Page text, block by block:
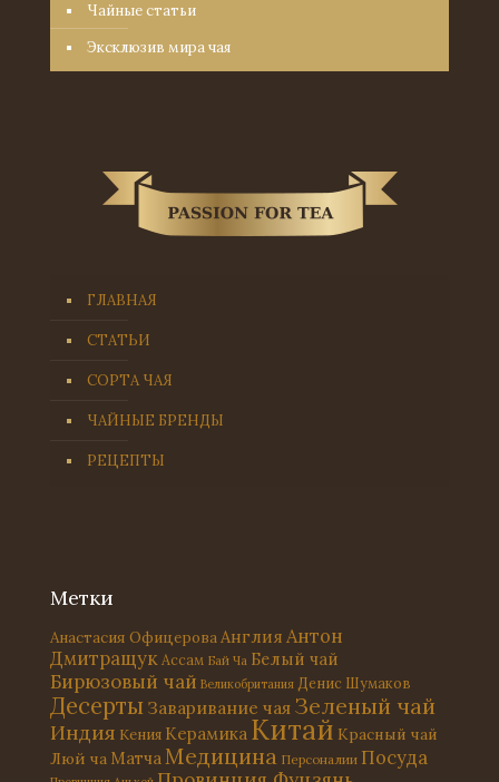
Чайные статьи
Эксклюзив мира чая
ГЛАВНАЯ
СТАТЬИ
СОРТА ЧАЯ
ЧАЙНЫЕ БРЕНДЫ
РЕЦЕПТЫ
Метки
Анастасия ОфицероваАнглия Антон
ДмитращукАссам Бай Ча Белый чай
Бирюзовый чай Великобритания Денис Шумаков
Десерты Заваривание чая Зеленый чай
Индия Кения Керамика Китай Красный чай
Люй ча МатчаМедицина Персоналии Посуда